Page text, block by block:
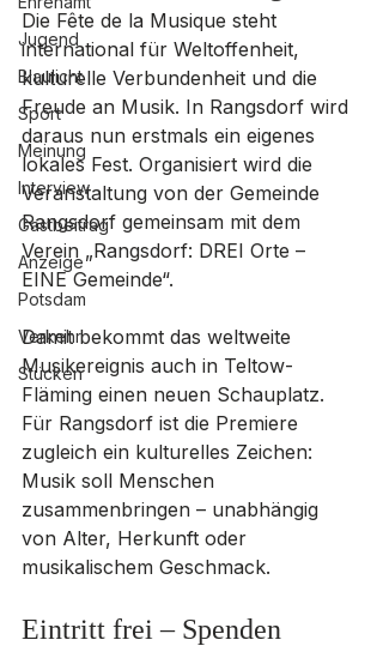
Jugend
Blaulicht
Sport
Meinung
Interview
Gastbeitrag
Anzeige
Potsdam
Verkehr
Stücken
Die Fête de la Musique steht
international für Weltoffenheit,
kulturelle Verbundenheit und die
Freude an Musik. In Rangsdorf wird
daraus nun erstmals ein eigenes
lokales Fest. Organisiert wird die
Veranstaltung von der Gemeinde
Rangsdorf gemeinsam mit dem
Verein „Rangsdorf: DREI Orte –
EINE Gemeinde“.
Damit bekommt das weltweite
Musikereignis auch in Teltow-
Fläming einen neuen Schauplatz.
Für Rangsdorf ist die Premiere
zugleich ein kulturelles Zeichen:
Musik soll Menschen
zusammenbringen – unabhängig
von Alter, Herkunft oder
musikalischem Geschmack.
Eintritt frei – Spenden